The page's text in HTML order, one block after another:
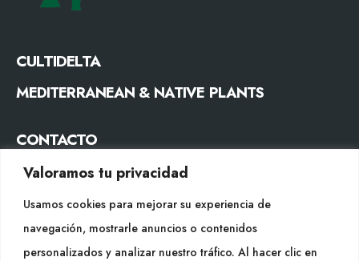
Valoramos tu privacidad
Usamos cookies para mejorar su experiencia de
navegación, mostrarle anuncios o contenidos
personalizados y analizar nuestro tráfico. Al hacer clic en
CULTIDELTA
MEDITERRANEAN & NATIVE PLANTS
CONTACTO
Tel. +34 977053013
SÍGUENOS